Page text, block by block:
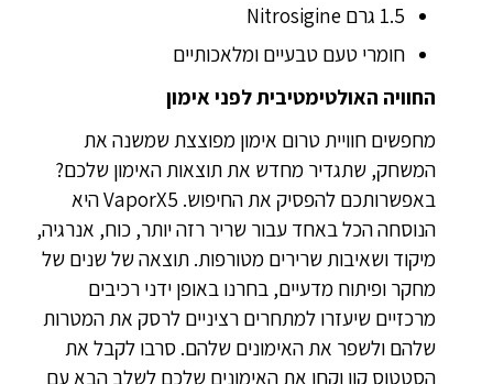
1.5 גרם Nitrosigine‎
חומרי טעם טבעיים ומלאכותיים
החוויה האולטימטיבית לפני אימון
מחפשים חוויית טרום אימון מפוצצת שמשנה את
המשחק, שתגדיר מחדש את תוצאות האימון שלכם?
באפשרותכם להפסיק את החיפוש. VaporX5 היא
הנוסחה הכל באחד עבור שריר רזה יותר, כוח, אנרגיה,
מיקוד ושאיבות שרירים מטורפות. תוצאה של שנים של
מחקר ופיתוח מדעיים, בחרנו באופן ידני רכיבים
מרכזיים שיעזרו למתחרים רציניים לרסק את המטרות
שלהם ולשפר את האימונים שלהם. סרבו לקבל את
הסטטוס קוו וקחו את האימונים שלכם לשלב הבא עם